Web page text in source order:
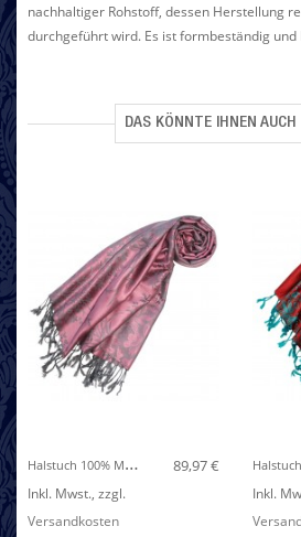
nachhaltiger Rohstoff, dessen Herstellung
durchgeführt wird. Es ist formbeständig
DAS KÖNNTE IHNEN AUCH
H
Alstuch 100% Modal Taupe Schwarz Floral LORENZO CANA 89,97 €
Inkl. Mwst., zzgl.
Versandkosten
Inkl.